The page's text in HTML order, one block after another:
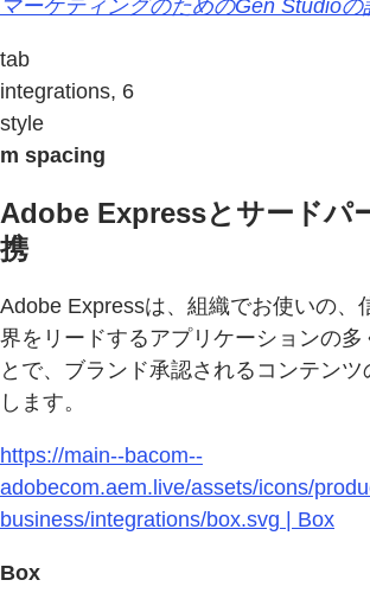
マーケティングのためのGen Studioの
tab
integrations, 6
style
m spacing
Adobe Expressとサードパ
携
Adobe Expressは、組織でお使いの、
界をリードするアプリケーションの多
とで、ブランド承認されるコンテンツ
します。
https://main--bacom--
adobecom.aem.live/assets/icons/
business/integrations/box.svg | Box
Box